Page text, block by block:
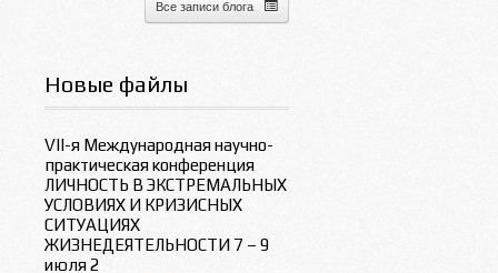
Все записи блога
Новые файлы
VII-я Международная научно-
практическая конференция
ЛИЧНОСТЬ В ЭКСТРЕМАЛЬНЫХ
УСЛОВИЯХ И КРИЗИСНЫХ
СИТУАЦИЯХ
ЖИЗНЕДЕЯТЕЛЬНОСТИ 7 – 9
июля 2